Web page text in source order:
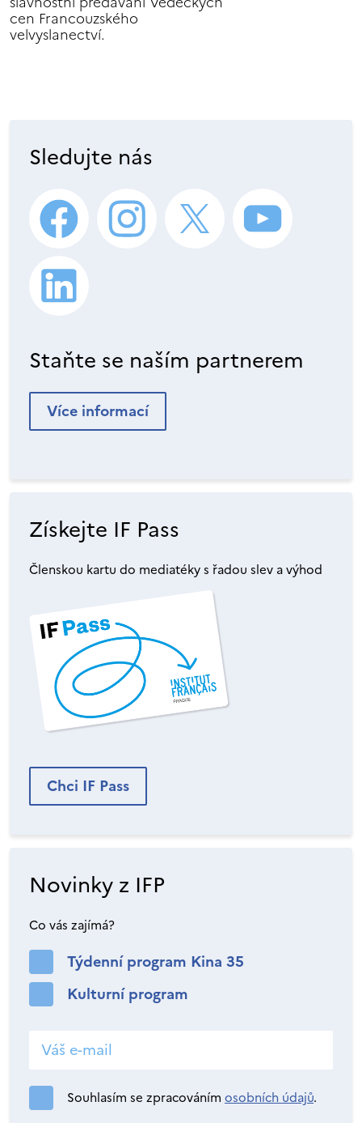
cen Francouzského
velvyslanectví.
Sledujte nás
Staňte se naším partnerem
Více informací
Získejte IF Pass
Členskou kartu do mediatéky s řadou slev a výhod
Chci IF Pass
Novinky z IFP
Co vás zajímá?
Týdenní program Kina 35
Kulturní program
Souhlasím se zpracováním osobních údajů.